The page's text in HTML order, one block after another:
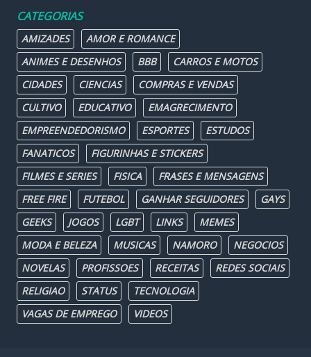
CATEGORIAS
AMIZADES
AMOR E ROMANCE
ANIMES E DESENHOS
BBB
CARROS E MOTOS
CIDADES
CIENCIAS
COMPRAS E VENDAS
CULTIVO
EDUCATIVO
EMAGRECIMENTO
EMPREENDEDORISMO
ESPORTES
ESTUDOS
FANATICOS
FIGURINHAS E STICKERS
FILMES E SERIES
FISICA
FRASES E MENSAGENS
FREE FIRE
FUTEBOL GANHAR SEGUIDORES
GAYS
GEEKS
JOGOS LGBT LINKS
MEMES
MODA E BELEZA
MUSICAS NAMORO
NEGOCIOS
NOVELAS
PROFISSOES RECEITAS
REDES SOCIAIS
RELIGIAO
STATUS
TECNOLOGIA
VAGAS DE EMPREGO
VIDEOS